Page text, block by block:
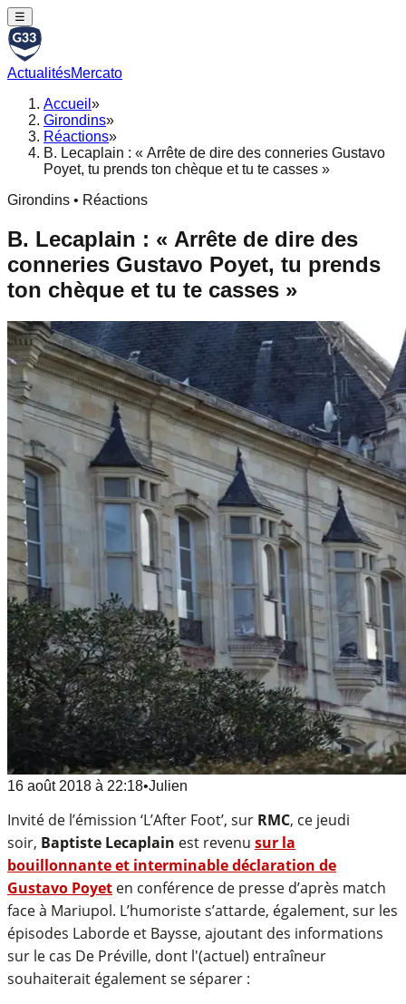
☰
ActualitésMercato
Accueil »
Girondins»
Réactions»
B. Lecaplain : « Arrête de dire des conneries Gustavo
Poyet, tu prends ton chèque et tu te casses »
Girondins • Réactions
B. Lecaplain : « Arrête de dire des
conneries Gustavo Poyet, tu prends
ton chèque et tu te casses »
16 août 2018 à 22:18•Julien
Invité de l’émission ‘L’After Foot’, sur RMC, ce jeudi
soir, Baptiste Lecaplain est revenu sur la
bouillonnante et interminable déclaration de
Gustavo Poyet en conférence de presse d’après match
face à Mariupol. L’humoriste s’attarde, également, sur les
épisodes Laborde et Baysse, ajoutant des informations
sur le cas De Préville, dont l'(actuel) entraîneur
souhaiterait également se séparer :